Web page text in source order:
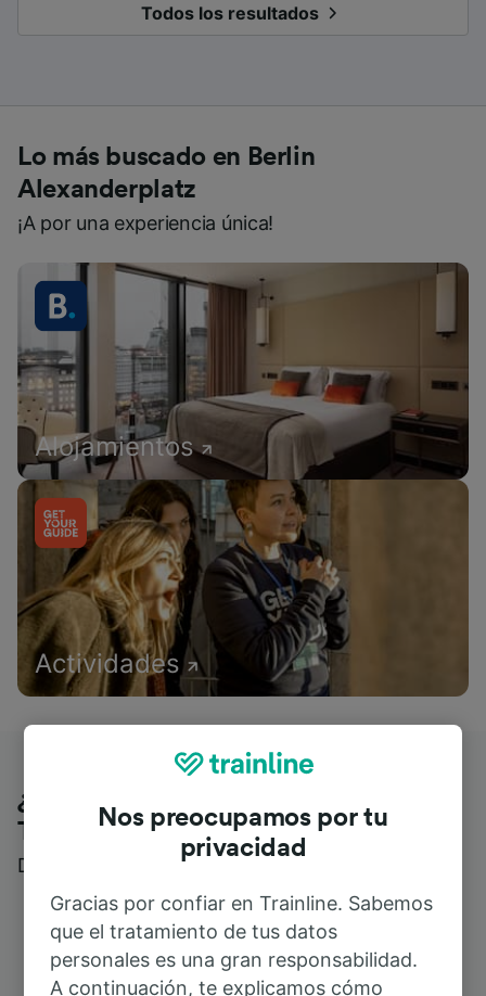
Todos los resultados
Lo más buscado en Berlin
Alexanderplatz
¡A por una experiencia única!
Alojamientos
Actividades
¿Qué piensan nuestros clientes de
Trainline?
Descubre reseñas reales de nuestros viajeros
Nos preocupamos por tu
privacidad
Gracias por confiar en Trainline. Sabemos
que el tratamiento de tus datos
personales es una gran responsabilidad.
A continuación, te explicamos cómo